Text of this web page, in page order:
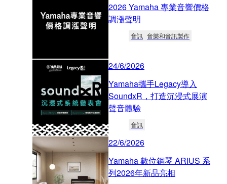
2026 Yamaha 專業音響價格
調漲聲明
音訊 音樂和音訊製作
24/6/2026
Yamaha攜手Legacy導入
SoundxR，打造沉浸式展演
聲音體驗
音訊
22/6/2026
Yamaha 數位鋼琴 ARIUS 系
列2026年新品亮相